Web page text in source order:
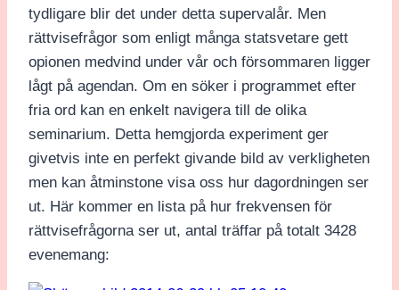
tydligare blir det under detta supervalår. Men
rättvisefrågor som enligt många statsvetare gett
opionen medvind under vår och försommaren ligger
lågt på agendan. Om en söker i programmet efter
fria ord kan en enkelt navigera till de olika
seminarium. Detta hemgjorda experiment ger
givetvis inte en perfekt givande bild av verkligheten
men kan åtminstone visa oss hur dagordningen ser
ut. Här kommer en lista på hur frekvensen för
rättvisefrågorna ser ut, antal träffar på totalt 3428
evenemang: